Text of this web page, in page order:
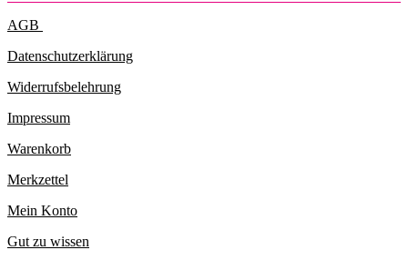
AGB
Datenschutzerklärung
Widerrufsbelehrung
Impressum
Warenkorb
Merkzettel
Mein Konto
Gut zu wissen